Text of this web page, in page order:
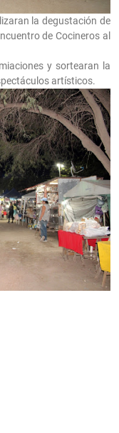
la degustación de
de Cocineros al
y sortearan la
artísticos.